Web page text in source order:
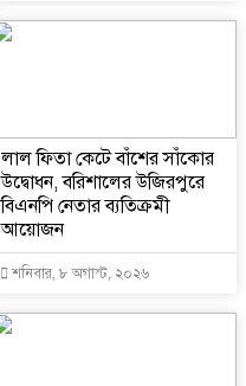
‎লাল ফিতা কেটে বাঁশের সাঁকোর
উদ্বোধন, বরিশালের উজিরপুরে
বিএনপি নেতার ব্যতিক্রমী
আয়োজন
শনিবার, ৮ অগাস্ট, ২০২৬